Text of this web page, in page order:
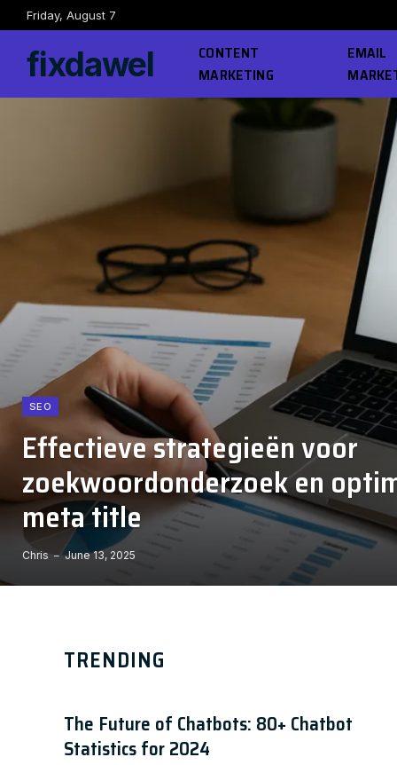
Friday, August 7
fixdawel
CONTENT
MARKETING
EMAIL
SEO
Effectieve strategieën voor
zoekwoordonderzoek en
meta title
Chris June 13, 2025
TRENDING
The Future of Chatbots: 80+ Chatbot
Statistics for 2024